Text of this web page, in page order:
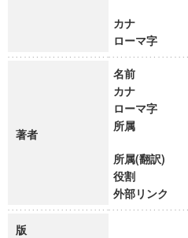
カナ
ローマ字
著者
名前
カナ
ローマ字
所属
所属(翻訳)
役割
外部リンク
版